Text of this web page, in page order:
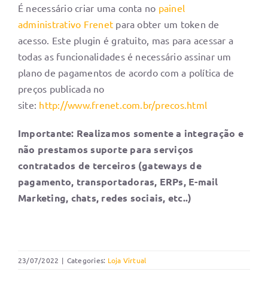
É necessário criar uma conta no painel
administrativo Frenet para obter um token de
acesso. Este plugin é gratuito, mas para acessar a
todas as funcionalidades é necessário assinar um
plano de pagamentos de acordo com a política de
preços publicada no
site: http://www.frenet.com.br/precos.html
Importante: Realizamos somente a integração e
não prestamos suporte para serviços
contratados de terceiros (gateways de
pagamento, transportadoras, ERPs, E-mail
Marketing, chats, redes sociais, etc..)
23/07/2022 | Categories: Loja Virtual